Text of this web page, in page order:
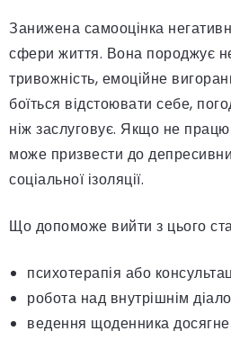
Занижена самооцінка
сфери життя. Вона породжує
тривожність, емоційне
боїться відстоювати себе,
ніж заслуговує. Якщо не
може призвести до
соціальної ізоляції.
Що допоможе вийти з цього
психотерапія або
робота над внутрішнім
ведення щоденника